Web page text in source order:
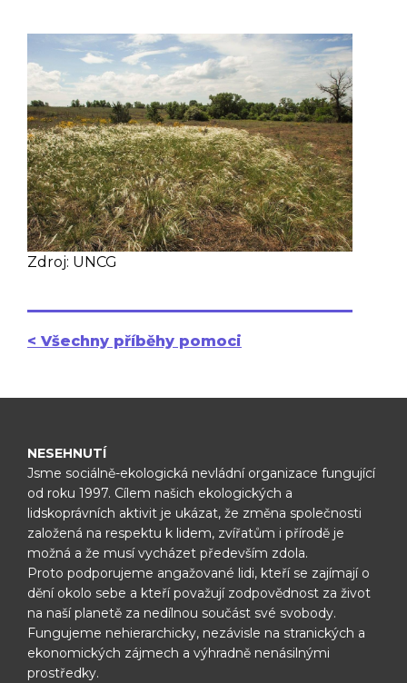
Zdroj: UNCG
< Všechny příběhy pomoci
NESEHNUTÍ
Jsme sociálně-ekologická nevládní organizace fungující
od roku 1997. Cílem našich ekologických a
lidskoprávních aktivit je ukázat, že změna společnosti
založená na respektu k lidem, zvířatům i přírodě je
možná a že musí vycházet především zdola.
Proto podporujeme angažované lidi, kteří se zajímají o
dění okolo sebe a kteří považují zodpovědnost za život
na naší planetě za nedílnou součást své svobody.
Fungujeme nehierarchicky, nezávisle na stranických a
ekonomických zájmech a výhradně nenásilnými
prostředky.